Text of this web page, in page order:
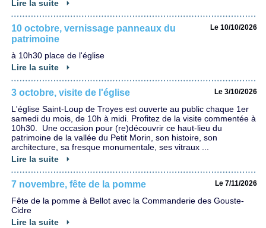
Lire la suite
Le 10/10/2026
10 octobre, vernissage panneaux du
patrimoine
à 10h30 place de l'église
Lire la suite
Le 3/10/2026
3 octobre, visite de l'église
L'église Saint-Loup de Troyes est ouverte au public chaque 1er
samedi du mois, de 10h à midi. Profitez de la visite commentée à
10h30. Une occasion pour (re)découvrir ce haut-lieu du
patrimoine de la vallée du Petit Morin, son histoire, son
architecture, sa fresque monumentale, ses vitraux ...
Lire la suite
Le 7/11/2026
7 novembre, fête de la pomme
Fête de la pomme à Bellot avec la Commanderie des Gouste-
Cidre
Lire la suite